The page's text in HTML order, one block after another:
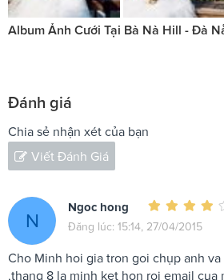
Album Ảnh Cưới Tại Bà Nà Hill - Đà
Đánh giá
Chia sẻ nhận xét của bạn
Viết Đánh Giá
N
Ngoc hong
Đăng lúc: 15:14, 27/04/2015
Cho Minh hoi gia tron goi chụp anh
,thang 8 la minh ket hon roi email cua